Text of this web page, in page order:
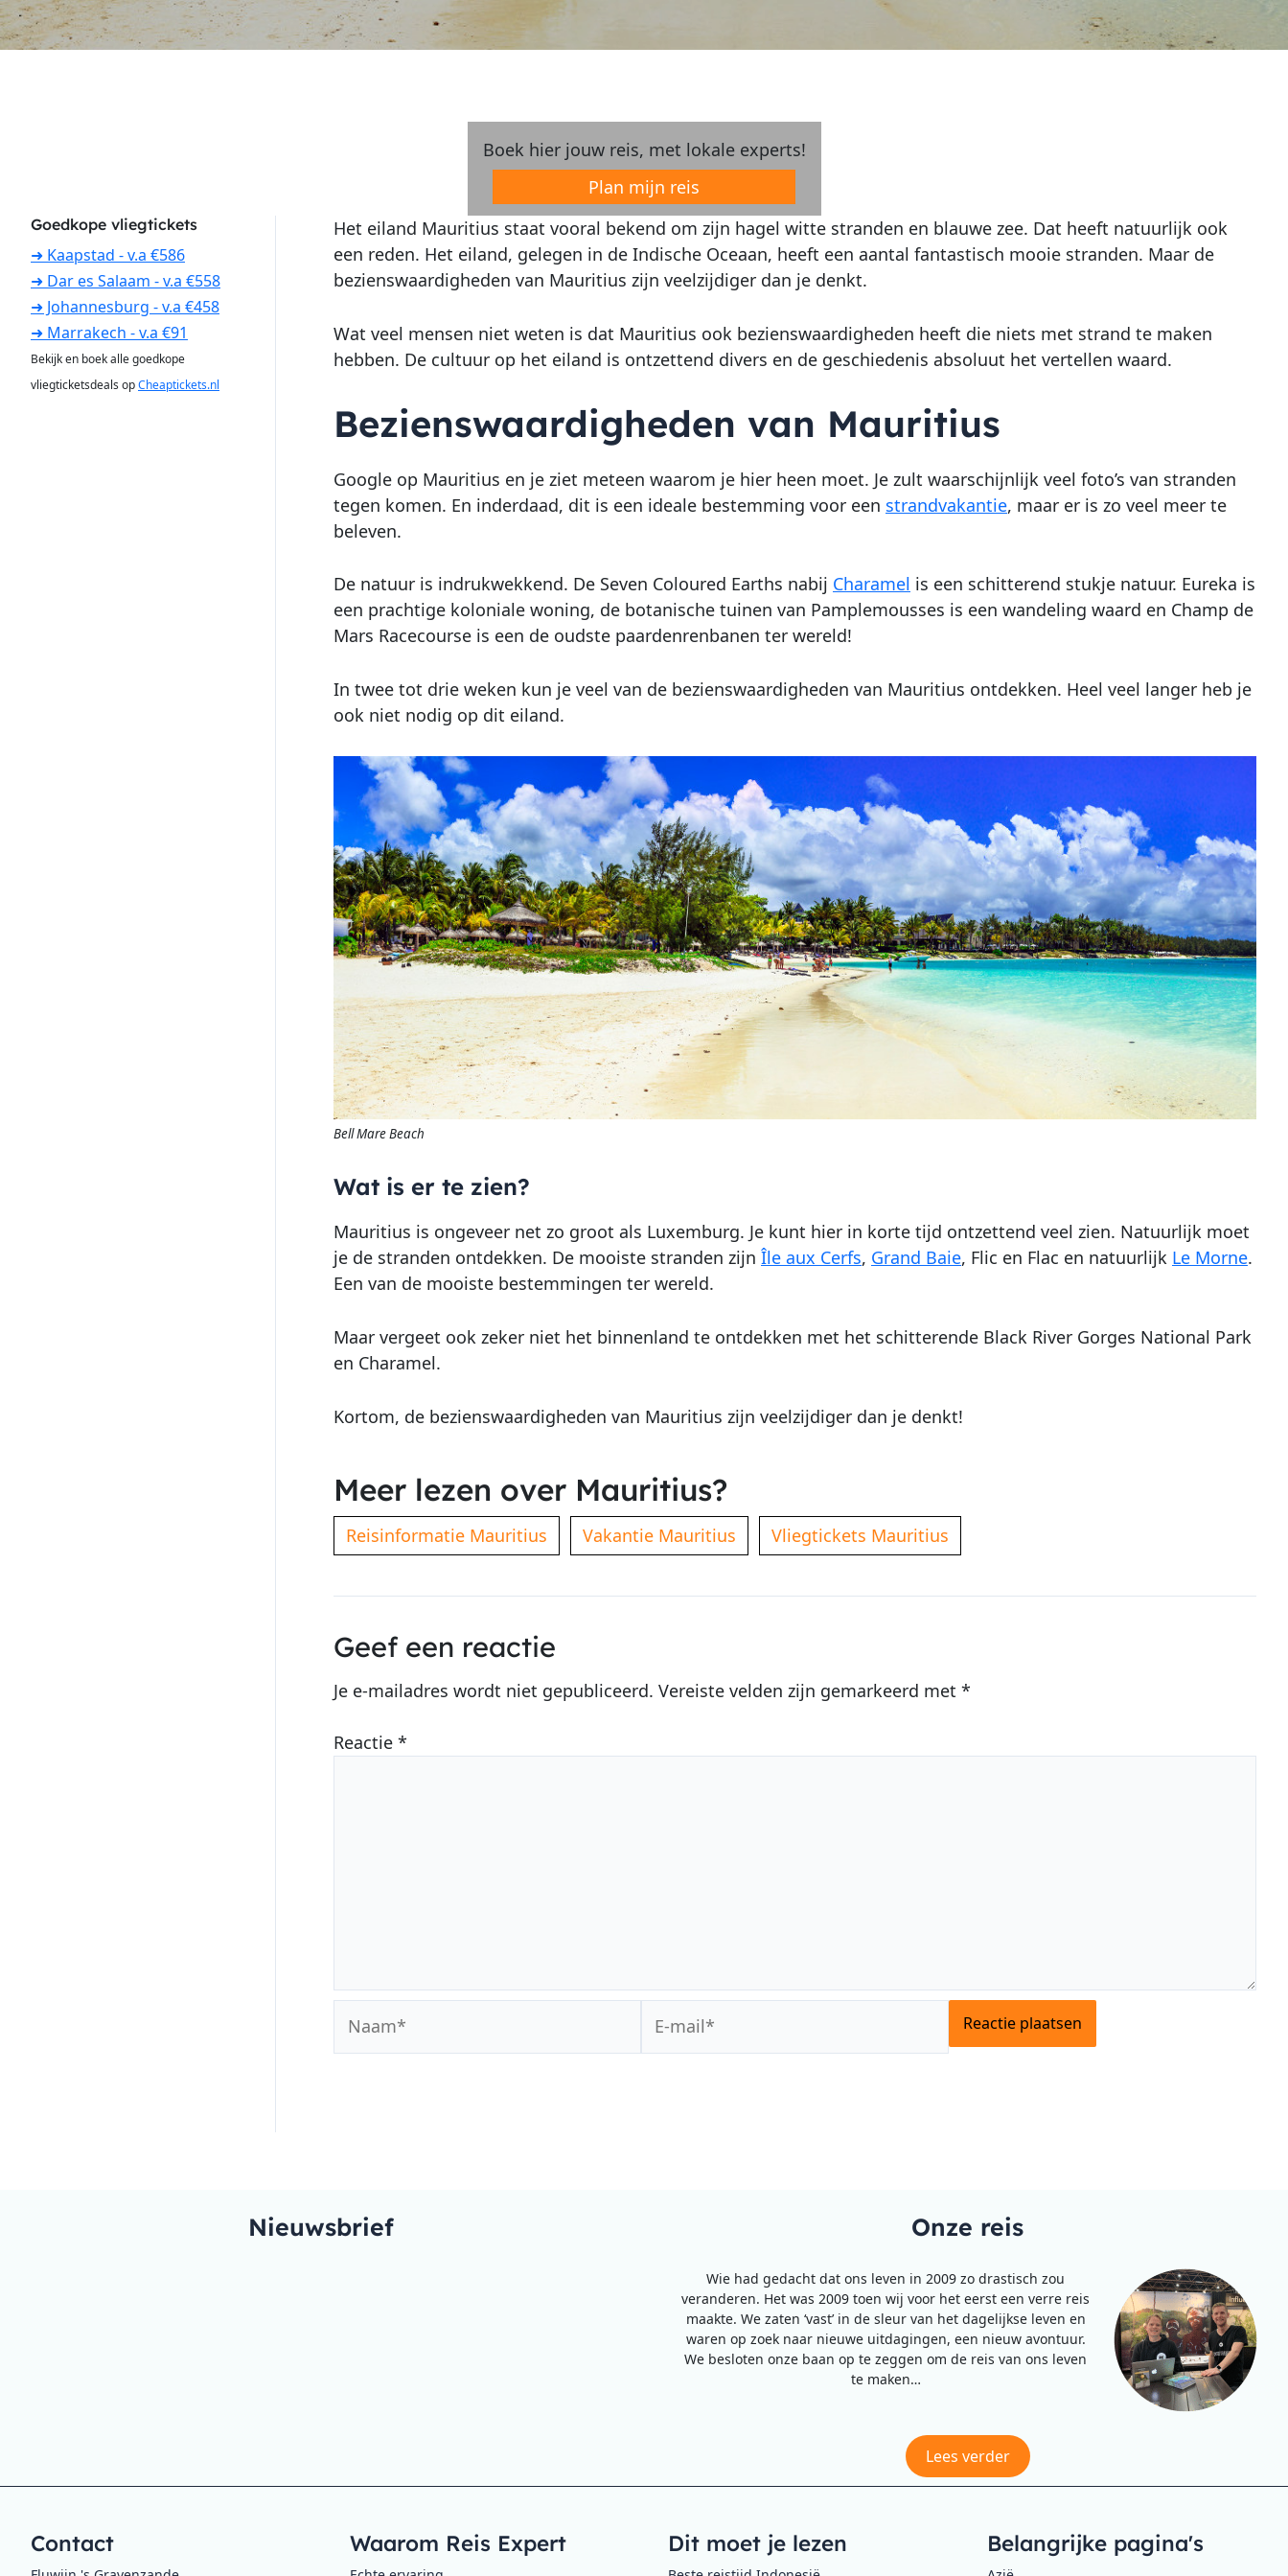
Boek hier jouw reis, met lokale experts!
Plan mijn reis
Goedkope vliegtickets
➜ Kaapstad - v.a €586
➜ Dar es Salaam - v.a €558
➜ Johannesburg - v.a €458
➜ Marrakech - v.a €91
Bekijk en boek alle goedkope
vliegticketsdeals opCheaptickets.nl
Het eiland Mauritius staat vooral bekend om zijn hagel witte stranden en blauwe zee. Dat heeft natuurlijk ook
een reden. Het eiland, gelegen in de Indische Oceaan, heeft een aantal fantastisch mooie stranden. Maar de
bezienswaardigheden van Mauritius zijn veelzijdiger dan je denkt.
Wat veel mensen niet weten is dat Mauritius ook bezienswaardigheden heeft die niets met strand te maken
hebben. De cultuur op het eiland is ontzettend divers en de geschiedenis absoluut het vertellen waard.
Bezienswaardigheden van Mauritius
Google op Mauritius en je ziet meteen waarom je hier heen moet. Je zult waarschijnlijk veel foto’s van stranden
tegen komen. En inderdaad, dit is een ideale bestemming voor een strandvakantie, maar er is zo veel meer te
beleven.
De natuur is indrukwekkend. De Seven Coloured Earths nabij Charamel is een schitterend stukje natuur. Eureka is
een prachtige koloniale woning, de botanische tuinen van Pamplemousses is een wandeling waard en Champ de
Mars Racecourse is een de oudste paardenrenbanen ter wereld!
In twee tot drie weken kun je veel van de bezienswaardigheden van Mauritius ontdekken. Heel veel langer heb je
ook niet nodig op dit eiland.
Bell Mare Beach
Wat is er te zien?
Mauritius is ongeveer net zo groot als Luxemburg. Je kunt hier in korte tijd ontzettend veel zien. Natuurlijk moet
je de stranden ontdekken. De mooiste stranden zijn Île aux Cerfs, Grand Baie, Flic en Flac en natuurlijk Le Morne.
Een van de mooiste bestemmingen ter wereld.
Maar vergeet ook zeker niet het binnenland te ontdekken met het schitterende Black River Gorges National Park
en Charamel.
Kortom, de bezienswaardigheden van Mauritius zijn veelzijdiger dan je denkt!
Meer lezen over Mauritius?
Reisinformatie Mauritius Vakantie Mauritius Vliegtickets Mauritius
Geef een reactie
Je e-mailadres wordt niet gepubliceerd. Vereiste velden zijn gemarkeerd met *
Reactie *
mail*
Nieuwsbrief Onze reis
Wie had gedacht dat ons leven in 2009 zo drastisch zou
veranderen. Het was 2009 toen wij voor het eerst een verre reis
maakte. We zaten ‘vast’ in de sleur van het dagelijkse leven en
waren op zoek naar nieuwe uitdagingen, een nieuw avontuur.
We besloten onze baan op te zeggen om de reis van ons leven
te maken…
Lees verder
Contact Waarom Reis Expert Dit moet je lezen Belangrijke pagina's